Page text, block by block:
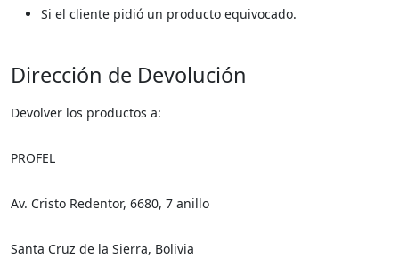
Si el cliente pidió un producto equivocado.
Dirección de Devolución
Devolver los productos a:
PROFEL
Av. Cristo Redentor, 6680, 7 anillo
Santa Cruz de la Sierra, Bolivia